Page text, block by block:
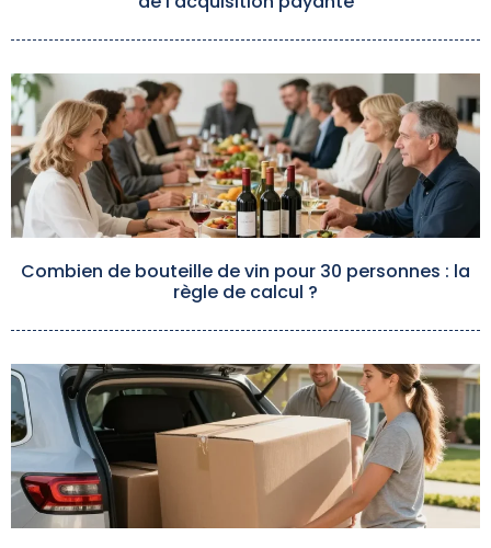
Combien de bouteille de vin pour 30 personnes : la
règle de calcul ?